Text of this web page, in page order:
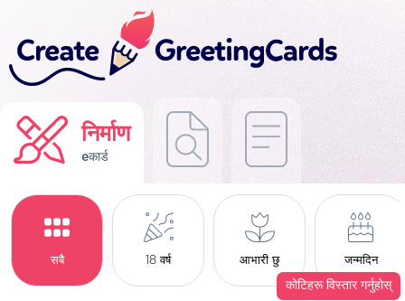
निर्माण
eकार्ड
सबै 18 वर्ष आभारी छु जन्मदिन
कोटिहरू विस्तार गर्नुहोस्